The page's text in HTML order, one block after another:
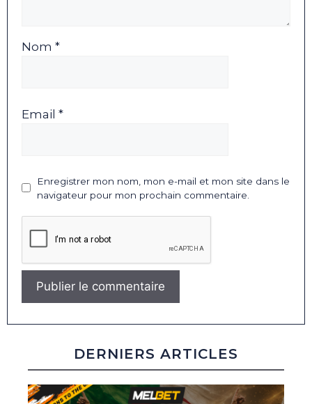
Nom *
Email *
Enregistrer mon nom, mon e-mail et mon site dans le
navigateur pour mon prochain commentaire.
DERNIERS ARTICLES